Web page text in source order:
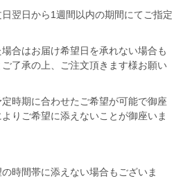
翌日から1週間以内の期間にてご指定
合はお届け希望日を承れない場合も
了承の上、ご注文頂きます様お願い
時期に合わせたご希望が可能で御座
りご希望に添えないことが御座いま
時間帯に添えない場合もございま